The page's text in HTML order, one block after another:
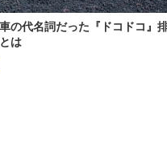
の代名詞だった『ドコドコ』
は